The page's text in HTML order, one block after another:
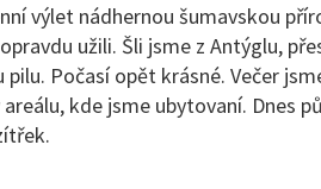
výlet nádhernou šumavskou
užili. Šli jsme z Antýglu,
pilu. Počasí opět krásné. Večer
kde jsme ubytovaní. Dnes